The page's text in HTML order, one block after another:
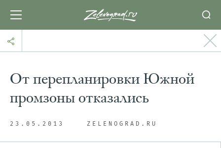
От перепланировки Южной
промзоны отказались
23.05.2013 ZELENOGRAD.RU